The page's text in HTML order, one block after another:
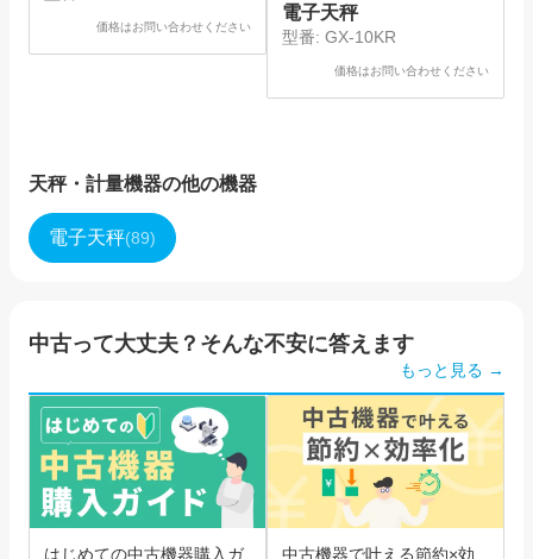
価格はお問い合わせください
電子天秤
型番: GX-10KR
価格はお問い合わせください
天秤・計量機器の他の機器
電子天秤(89)
中古って大丈夫？そんな不安に答えます
もっと見る →
はじめての中古機器購入ガ
中古機器で叶える節約×効